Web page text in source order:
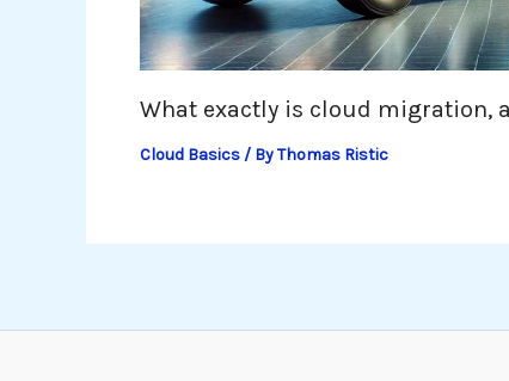
What exactly is cloud migration,
Cloud Basics / ByThomas Ristic